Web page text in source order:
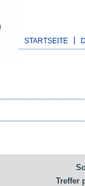
STARTSEITE
Treffer